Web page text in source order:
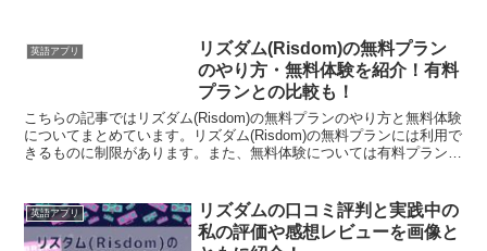
が、それぞれ異なる強みと弱みを持っ...
英語アプリ
リズダム(Risdom)の無料プラン
のやり方・無料体験を紹介！有料
プランとの比較も！
こちらの記事ではリズダム(Risdom)の無料プランのやり方と無料体験
についてまとめています。リズダム(Risdom)の無料プランには利用で
きるものに制限があります。また、無料体験については有料プランが
英語アプリ
リズダムの口コミ評判と実践中の
私の評価や感想レビューを画像と